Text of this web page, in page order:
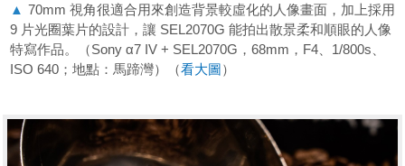
▲ 70mm 視角很適合用來創造背景較虛化的人像畫面，加上採用
9 片光圈葉片的設計，讓 SEL2070G 能拍出散景柔和順眼的人像
特寫作品。（Sony α7 IV + SEL2070G，68mm，F4、1/800s、
ISO 640；地點：馬蹄灣）（看大圖）